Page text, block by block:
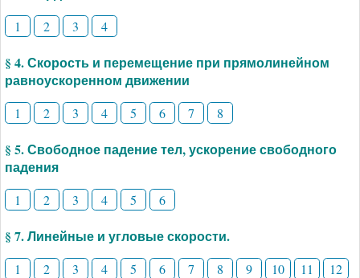
1 2 3 4
§ 4. Скорость и перемещение при прямолинейном
равноускоренном движении
1 2 3 4 5 6 7 8
§ 5. Свободное падение тел, ускорение свободного
падения
1 2 3 4 5 6
§ 7. Линейные и угловые скорости.
1 2 3 4 5 6 7 8 9 10 11 12